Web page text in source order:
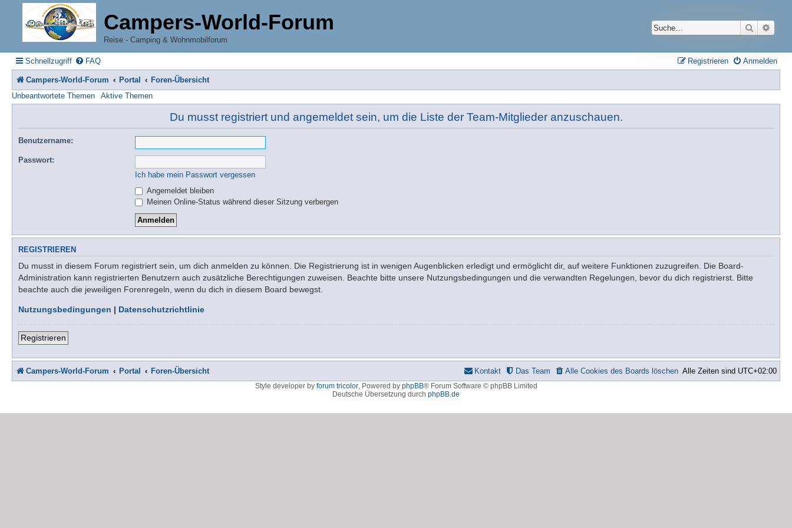
Campers-World-Forum
Reise - Camping & Wohnmobilforum
Suche
Schnellzugriff FAQ Anmelden
Registrieren
Campers-World-Forum Portal
Foren-Übersicht
Unbeantwortete Themen
Aktive Themen
Du musst registriert und angemeldet sein, um die Liste der Team-Mitglieder anzuschauen.
Benutzername:
Passwort:
Ich habe mein Passwort vergessen
Angemeldet bleiben
Meinen Online-Status während dieser Sitzung verbergen
REGISTRIEREN
Du musst in diesem Forum registriert sein, um dich anmelden zu können. Die Registrierung ist in wenigen Augenblicken erledigt und ermöglicht dir, auf weitere Funktionen zuzugreifen. Die Board-
Administration kann registrierten Benutzern auch zusätzliche Berechtigungen zuweisen. Beachte bitte unsere Nutzungsbedingungen und die verwandten Regelungen, bevor du dich registrierst. Bitte
beachte auch die jeweiligen Forenregeln, wenn du dich in diesem Board bewegst.
Nutzungsbedingungen | Datenschutzrichtlinie
Registrieren
Campers-World-Forum Portal Foren-Übersicht Alle Zeiten sind UTC+02:00
Alle Cookies des Boards löschen
Das Team
Kontakt
Style developer by forum tricolor, Powered by phpBB® Forum Software © phpBB Limited
Deutsche Übersetzung durch phpBB.de